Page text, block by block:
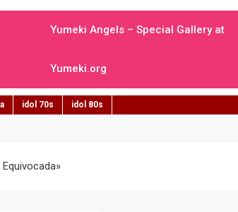
Yumeki Angels – Special Gallery at
Yumeki.org
idol 70s idol 80s